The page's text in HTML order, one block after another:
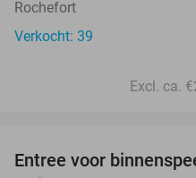
Rochefort
Verkocht: 39
Excl. ca.
Entree voor